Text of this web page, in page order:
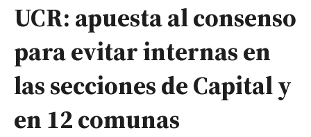
UCR: apuesta al consenso
para evitar internas en
las secciones de Capital y
en 12 comunas